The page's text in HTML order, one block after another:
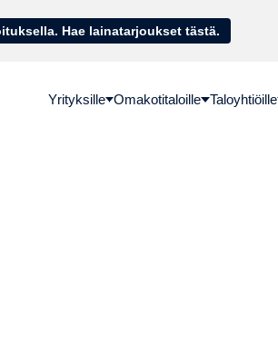
Rahoitus - Energiahankinnat rahoituksella. Hae lainatarjoukset tästä.
Yrityksille Omakotitaloille Taloyhtiöille